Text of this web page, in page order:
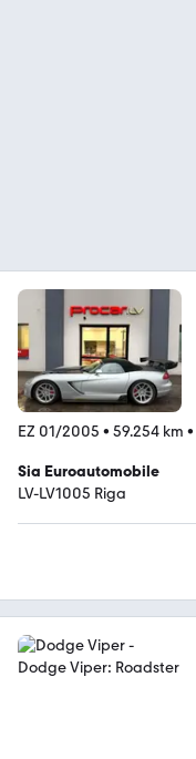
EZ 01/2005 • 59.254 km •
Sia Euroautomobile
LV-LV1005 Riga